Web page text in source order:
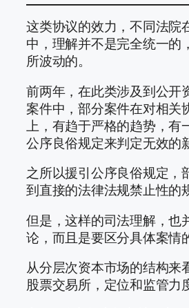
这类协议的效力，不同法院
中，理解并不是完全统一的
所波动的。
前两年，在此类涉及到公开
案件中，部分案件在对相关
上，有趋于严格的趋势，有
公序良俗规定来判定无效的
之所以援引公序良俗规定，
到直接的法律法规禁止性的
但是，这样的司法理解，也
论，而且是要区分具体案情
从分层次资本市场的结构来
股票交易所，定位和监管力